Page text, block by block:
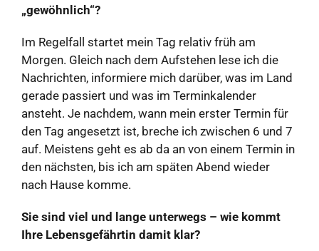
„gewöhnlich“?
Im Regelfall startet mein Tag relativ früh am
Morgen. Gleich nach dem Aufstehen lese ich die
Nachrichten, informiere mich darüber, was im Land
gerade passiert und was im Terminkalender
ansteht. Je nachdem, wann mein erster Termin für
den Tag angesetzt ist, breche ich zwischen 6 und 7
auf. Meistens geht es ab da an von einem Termin in
den nächsten, bis ich am späten Abend wieder
nach Hause komme.
Sie sind viel und lange unterwegs – wie kommt
Ihre Lebensgefährtin damit klar?